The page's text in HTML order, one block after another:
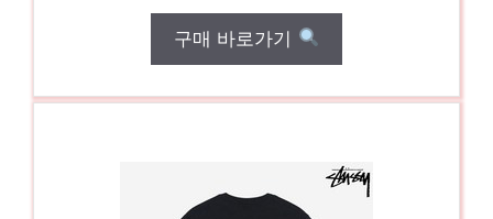
구매 바로가기